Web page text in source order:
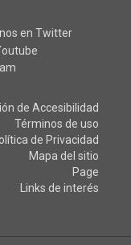
de Accesibilidad
Términos de uso
de Privacidad
Mapa del sitio
Page
Links de interés